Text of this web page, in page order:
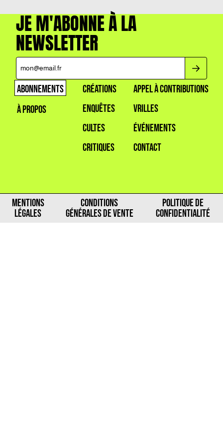
JE M'ABONNE À LA
NEWSLETTER
ABONNEMENTS
À PROPOS
CRÉATIONS
ENQUÊTES
CULTES
CRITIQUES
APPEL À CONTRIBUTIONS
VRILLES
ÉVÉNEMENTS
CONTACT
MENTIONS
LÉGALES
CONDITIONS
GÉNÉRALES DE VENTE
POLITIQUE DE
CONFIDENTIALITÉ